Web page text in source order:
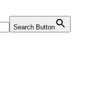
Search Button